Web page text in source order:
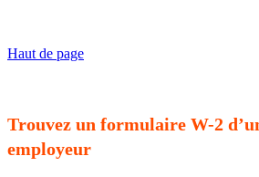
Haut de page
Trouvez un formulaire W-2
employeur